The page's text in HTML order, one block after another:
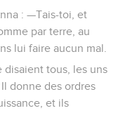
: —Tais-toi, et
par terre, au
lui faire aucun mal.
disaient tous, les uns
donne des ordres
et ils